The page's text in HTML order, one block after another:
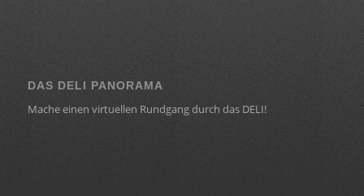
DAS DELI PANORAMA
Mache einen virtuellen Rundgang durch das DELI!